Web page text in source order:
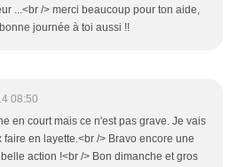
...<br /> merci beaucoup pour ton aide,
journée à toi aussi !!
08:50
en court mais ce n'est pas grave. Je vais
en layette.<br /> Bravo encore une
action !<br /> Bon dimanche et gros